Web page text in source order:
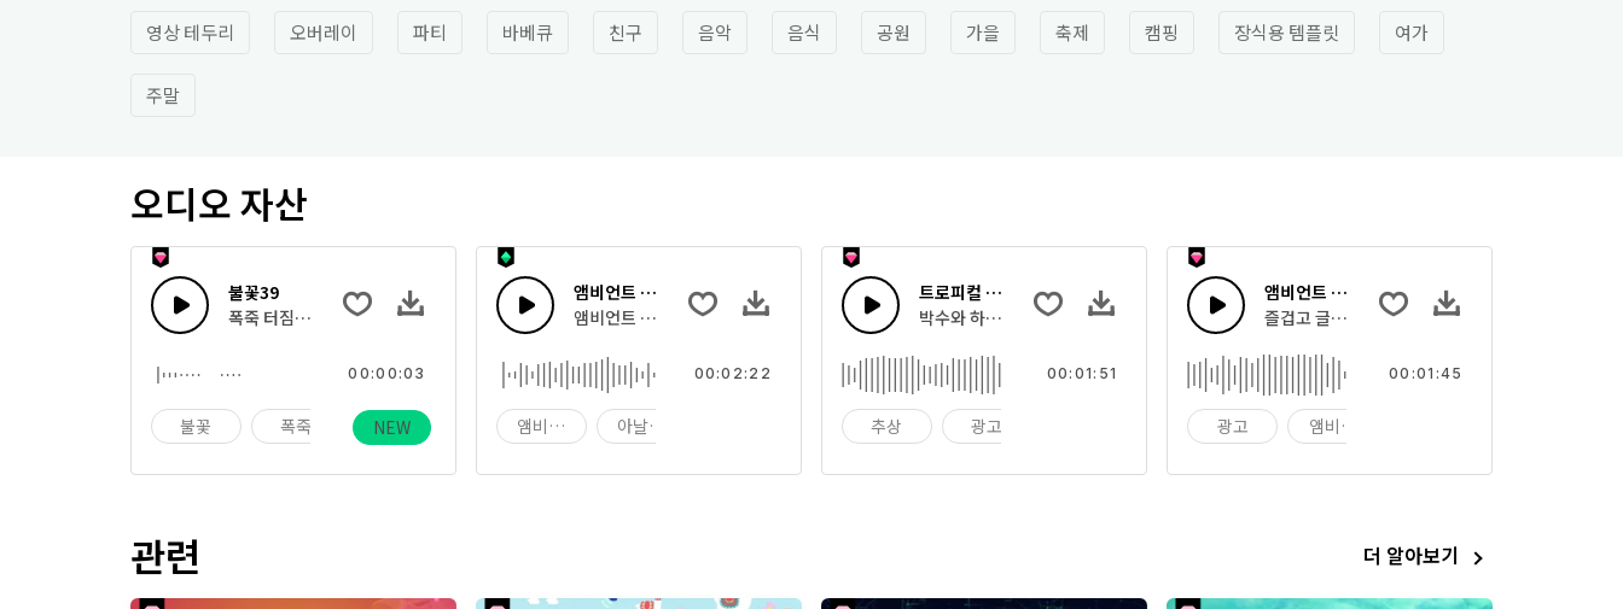
영상 테두리 오버레이 파티 바베큐 친구 음악 음식 공원 가을 축제 캠핑 장식용 템플릿 여가
주말
오디오 자산
불꽃39
폭죽 터짐, 플레어, 봇텔로켓, 심지 비춰지는 효과음의 집합
불꽃 폭죽 휴일
00:00:03
NEW
앰비언트 타임랩스 사운드 스케이프
앰비언트 감정적인 리버스 피아노 스웰 사운드 스케이프
앰비언트 아날로그
00:02:22
트로피컬 팝 페스티벌 섬머
박수와 하우스 드럼과 리드 신스와 베이스를 가진 역대적 팝 키 멜로디
추상 광고
00:01:51
앰비언트 글리치 패드 사운드스케이프
광고 앰비언트
00:01:45
관련 더 알아보기